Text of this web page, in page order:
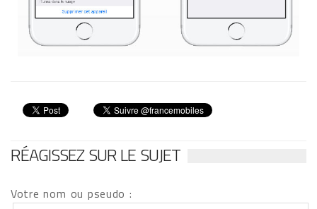
RÉAGISSEZ SUR LE SUJET
Votre nom ou pseudo :